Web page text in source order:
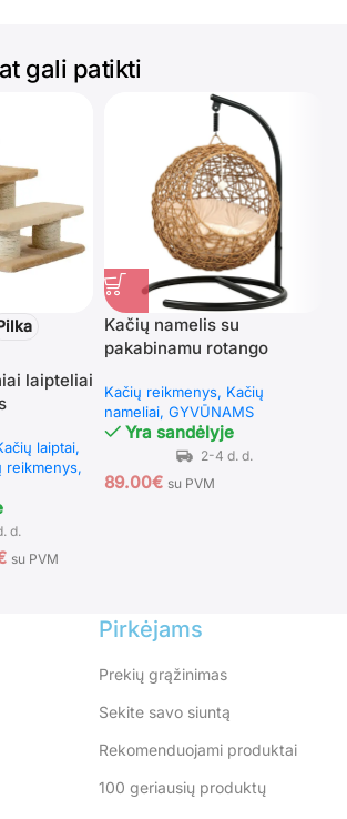
gali patikti
laipteliai
laiptai
reikmenys
su PVM
Kačių namelis su
pakabinamu rotango
pagalvėle
Kačių reikmenys Kačių
nameliai GYVŪNAMS
Yra sandėlyje
89.00€ su PVM
Pirkėjams
Prekių grąžinimas
Sekite savo siuntą
Rekomenduojami produktai
100 geriausių produktų